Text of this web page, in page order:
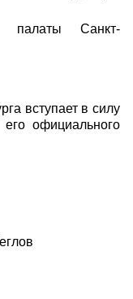
палаты Санкт-
вступает в силу
официального